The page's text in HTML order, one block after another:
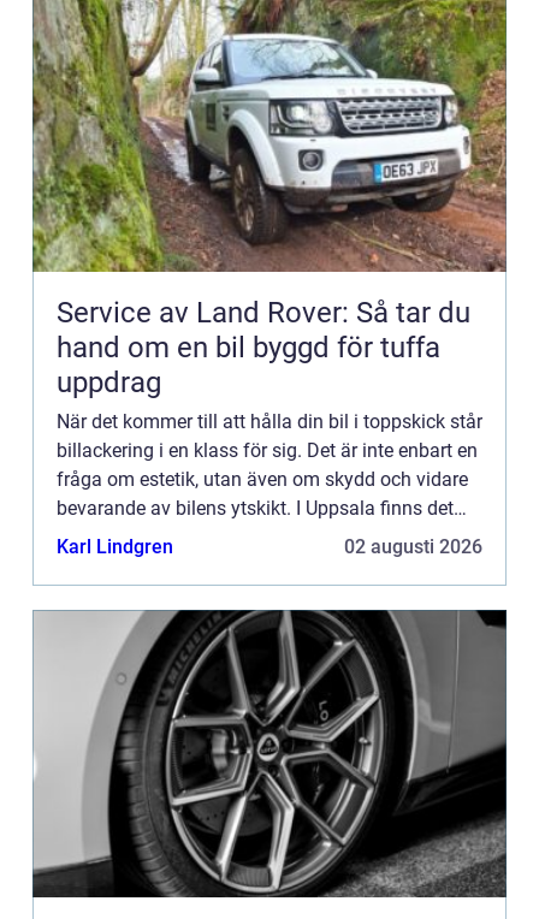
Service av Land Rover: Så tar du
hand om en bil byggd för tuffa
uppdrag
När det kommer till att hålla din bil i toppskick står
billackering i en klass för sig. Det är inte enbart en
fråga om estetik, utan även om skydd och vidare
bevarande av bilens ytskikt. I Uppsala finns det
flera...
Karl Lindgren 02 augusti 2026